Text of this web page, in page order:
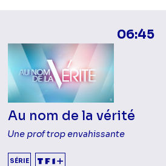
06:45
Au nom de la vérité
Une prof trop envahissante
SÉRIE